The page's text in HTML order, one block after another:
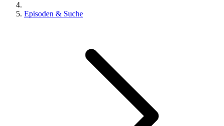
Episoden & Suche